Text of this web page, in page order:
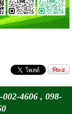
4606 , 098-